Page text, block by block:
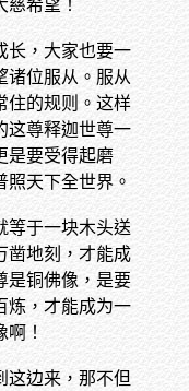
希望！
长，大家也要一
诸位服从。服从
住的规则。这样
这尊释迦世尊一
是要受得起磨
天下全世界。
等于一块木头送
凿地刻，才能成
是铜佛像，是要
炼，才能成为一
！
这边来，那不但